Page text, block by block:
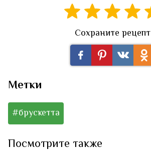
Сохраните рецепт
Метки
#брускетта
Посмотрите также